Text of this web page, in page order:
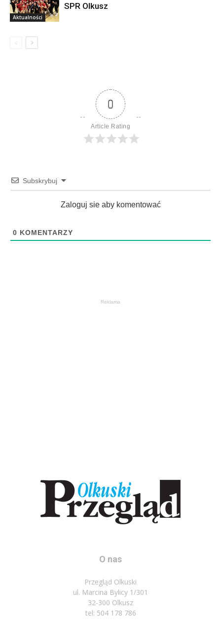
Aktualności
SPR Olkusz
0
Article Rating
Subskrybuj
Zaloguj sie aby komentować
0 KOMENTARZY
Reklama
O nas
Przegląd Olkuski
ul. Marcina Bylicy 1/301
32-300 Olkusz
tel: 504 178 786